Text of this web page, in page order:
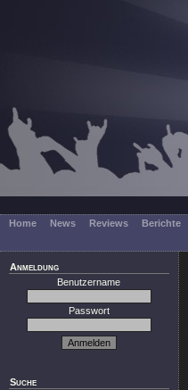
Home News Reviews Berichte
Anmeldung
Benutzername
Passwort
Suche